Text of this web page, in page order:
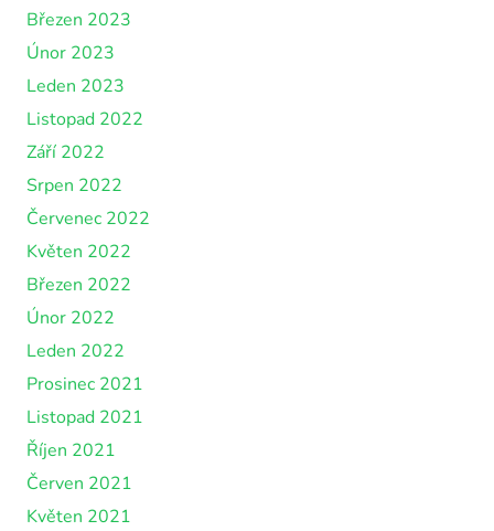
Březen 2023
Únor 2023
Leden 2023
Listopad 2022
Září 2022
Srpen 2022
Červenec 2022
Květen 2022
Březen 2022
Únor 2022
Leden 2022
Prosinec 2021
Listopad 2021
Říjen 2021
Červen 2021
Květen 2021